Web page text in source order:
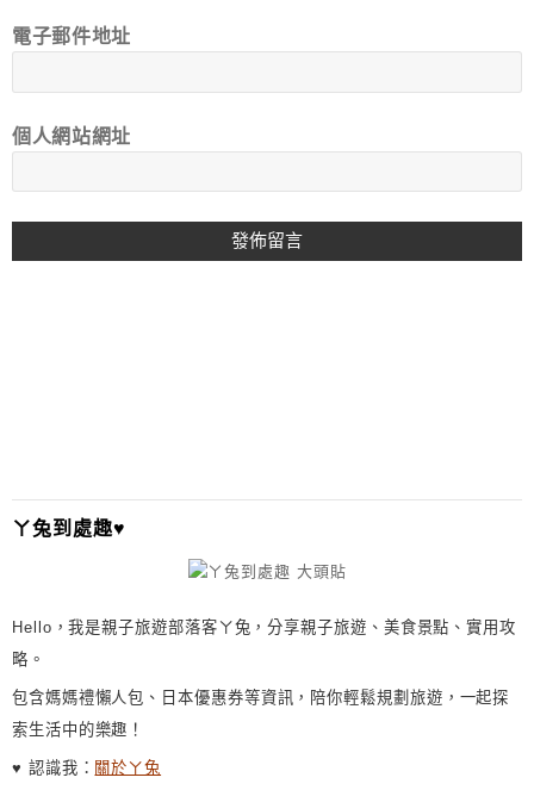
電子郵件地址
個人網站網址
I
V
ㄚ兔到處趣♥
Hello，我是親子旅遊部落客ㄚ兔，分享親子旅遊、美食景點、實用攻
略。
包含媽媽禮懶人包、日本優惠券等資訊，陪你輕鬆規劃旅遊，一起探
索生活中的樂趣！
♥ 認識我： 關於ㄚ兔